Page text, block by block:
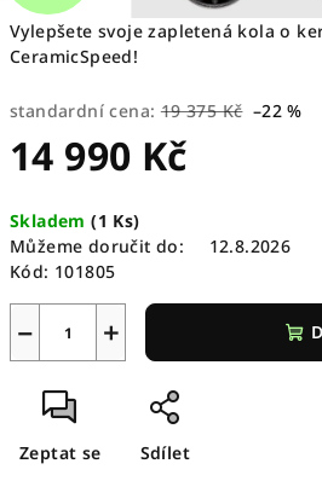
Vylepšete svoje zapletená kola o
CeramicSpeed!
standardní cena: 19 375 Kč –22 %
14 990 Kč
cena:
Skladem(1 Ks)
Můžeme doručit do:
12.8.2026
Kód: 101805
+
−
Zeptat se Sdílet